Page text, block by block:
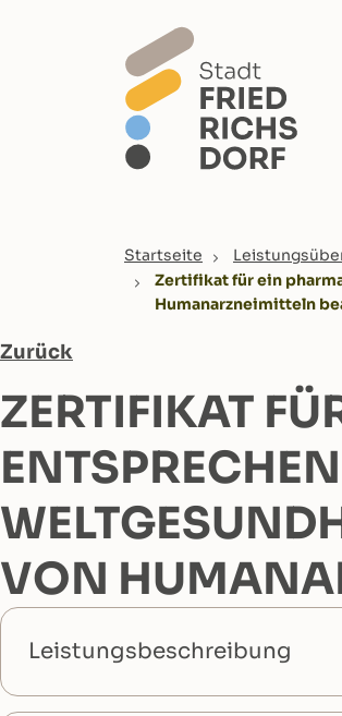
You are here:
Startseite
Zertifikat für ein
Humanarzneimitteln
Zurück
ZERTIFIKAT
VON
Leistungsbeschreibung